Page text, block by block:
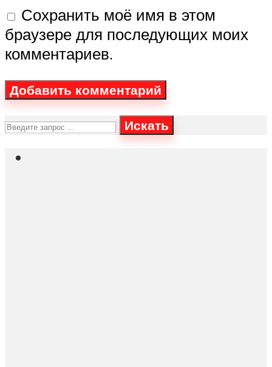
Сохранить моё имя в этом
браузере для последующих моих
комментариев.
Искать